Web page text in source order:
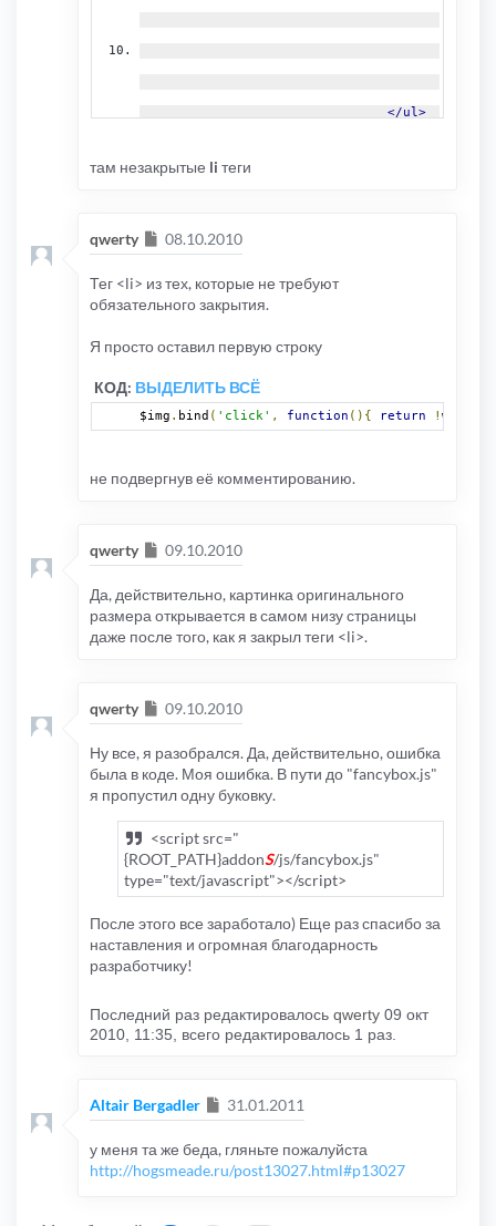
</ul>
там незакрытые li теги
qwerty Сообщение
08.10.2010
Тег <li> из тех, которые не требуют
обязательного закрытия.
Я просто оставил первую строку
КОД: ВЫДЕЛИТЬ ВСЁ
$img . bind ( 'click' , function (){ return ! window
не подвергнув её комментированию.
qwerty Сообщение
09.10.2010
Да, действительно, картинка оригинального
размера открывается в самом низу страницы
даже после того, как я закрыл теги <li>.
qwerty Сообщение
09.10.2010
Ну все, я разобрался. Да, действительно, ошибка
была в коде. Моя ошибка. В пути до "fancybox.js"
я пропустил одну буковку.
<script src="
{ROOT_PATH}addonS/js/fancybox.js"
type="text/javascript"></script>
После этого все заработало) Еще раз спасибо за
наставления и огромная благодарность
разработчику!
Последний раз редактировалось qwerty 09 окт
2010, 11:35, всего редактировалось 1 раз.
Altair Bergadler Сообщение
31.01.2011
у меня та же беда, гляньте пожалуйста
http://hogsmeade.ru/post13027.html#p13027